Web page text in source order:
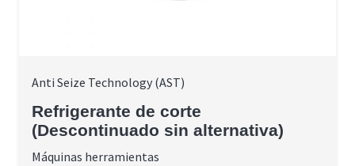
Anti Seize Technology (AST)
Refrigerante de corte
(Descontinuado sin alternativa)
Máquinas herramientas